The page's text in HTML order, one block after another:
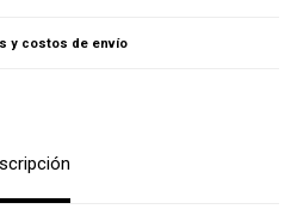
y costos de envío